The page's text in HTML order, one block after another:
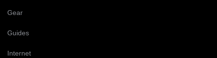
Gear
Guides
Internet